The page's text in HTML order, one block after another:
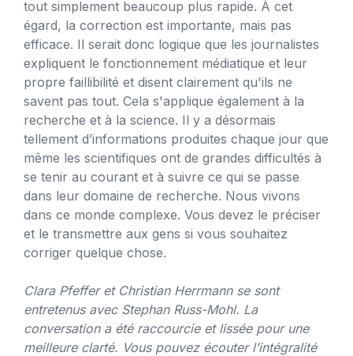
tout simplement beaucoup plus rapide. À cet
égard, la correction est importante, mais pas
efficace. Il serait donc logique que les journalistes
expliquent le fonctionnement médiatique et leur
propre faillibilité et disent clairement qu'ils ne
savent pas tout. Cela s'applique également à la
recherche et à la science. Il y a désormais
tellement d’informations produites chaque jour que
même les scientifiques ont de grandes difficultés à
se tenir au courant et à suivre ce qui se passe
dans leur domaine de recherche. Nous vivons
dans ce monde complexe. Vous devez le préciser
et le transmettre aux gens si vous souhaitez
corriger quelque chose.
Clara Pfeffer et Christian Herrmann se sont
entretenus avec Stephan Russ-Mohl. La
conversation a été raccourcie et lissée pour une
meilleure clarté. Vous pouvez écouter l’intégralité